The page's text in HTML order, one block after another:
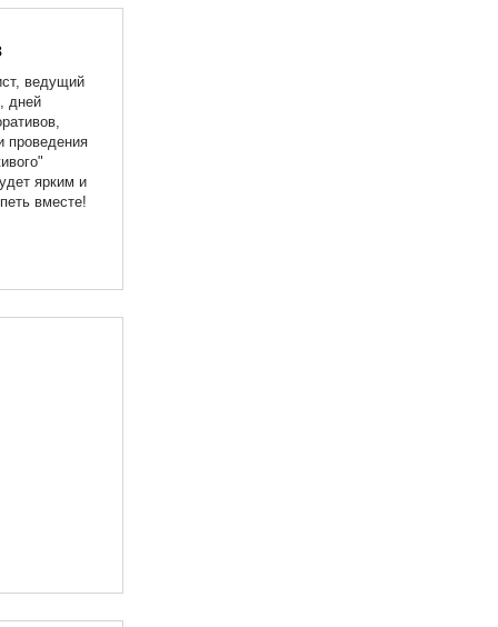
ведущий
дней
проведения
ярким и
вместе!